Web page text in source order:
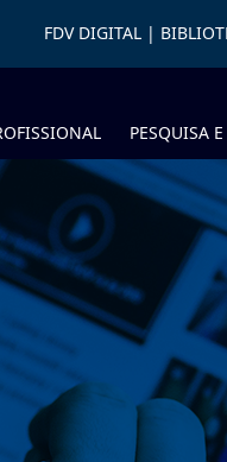
FDV DIGITAL |
PESQUISA